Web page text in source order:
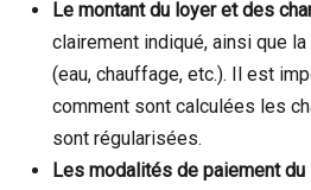
Le montant du loyer et des
clairement indiqué, ainsi que
(eau, chauffage, etc.). Il est
comment sont calculées les
sont régularisées.
Les modalités de paiement du